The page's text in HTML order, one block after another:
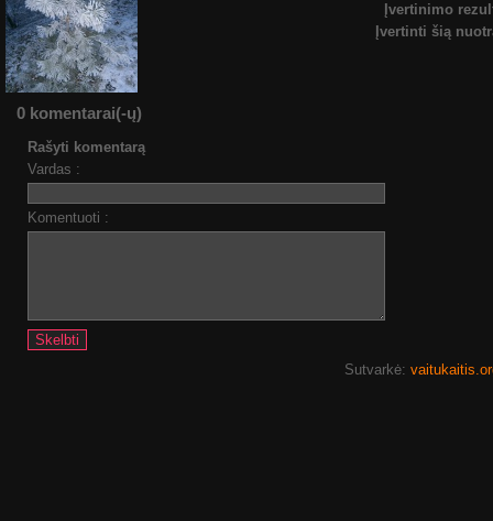
Įvertinimo
Įvertinti šią
0 komentarai(-ų)
Rašyti komentarą
Vardas :
Komentuoti :
Sutvarkė: